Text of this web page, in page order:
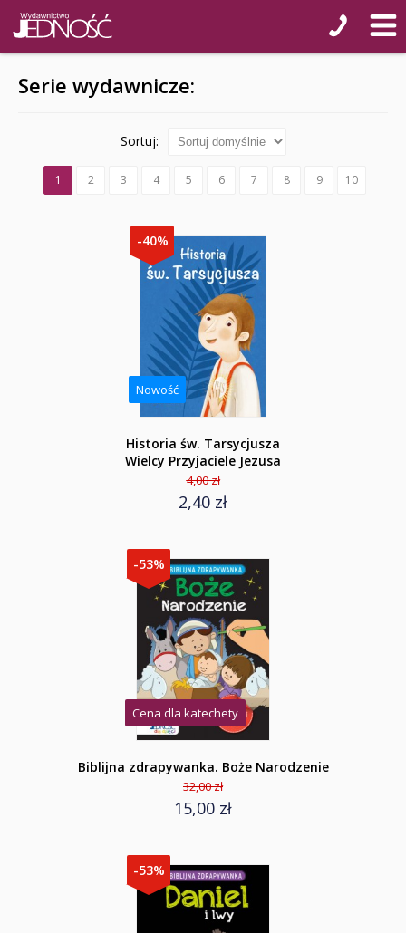
Serie wydawnicze:
Sortuj:
1 2 3 4 5 6 7 8 9 10
-40%
Nowość
Historia św. Tarsycjusza
Wielcy Przyjaciele Jezusa
4,00 zł
2,40 zł
-53%
Cena dla katechety
Biblijna zdrapywanka. Boże Narodzenie
32,00 zł
15,00 zł
-53%